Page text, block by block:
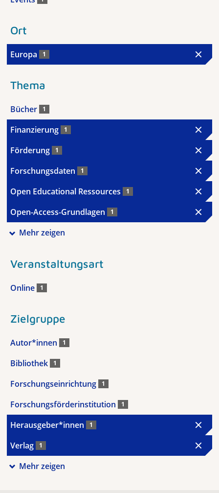
Ort
Europa 1
Thema
Bücher 1
Finanzierung 1
Förderung 1
Forschungsdaten 1
Open Educational Ressources 1
Open-Access-Grundlagen 1
Mehr zeigen
Veranstaltungsart
Online 1
Zielgruppe
Autor*innen 1
Bibliothek 1
Forschungseinrichtung 1
Forschungsförderinstitution 1
Herausgeber*innen 1
Verlag 1
Mehr zeigen